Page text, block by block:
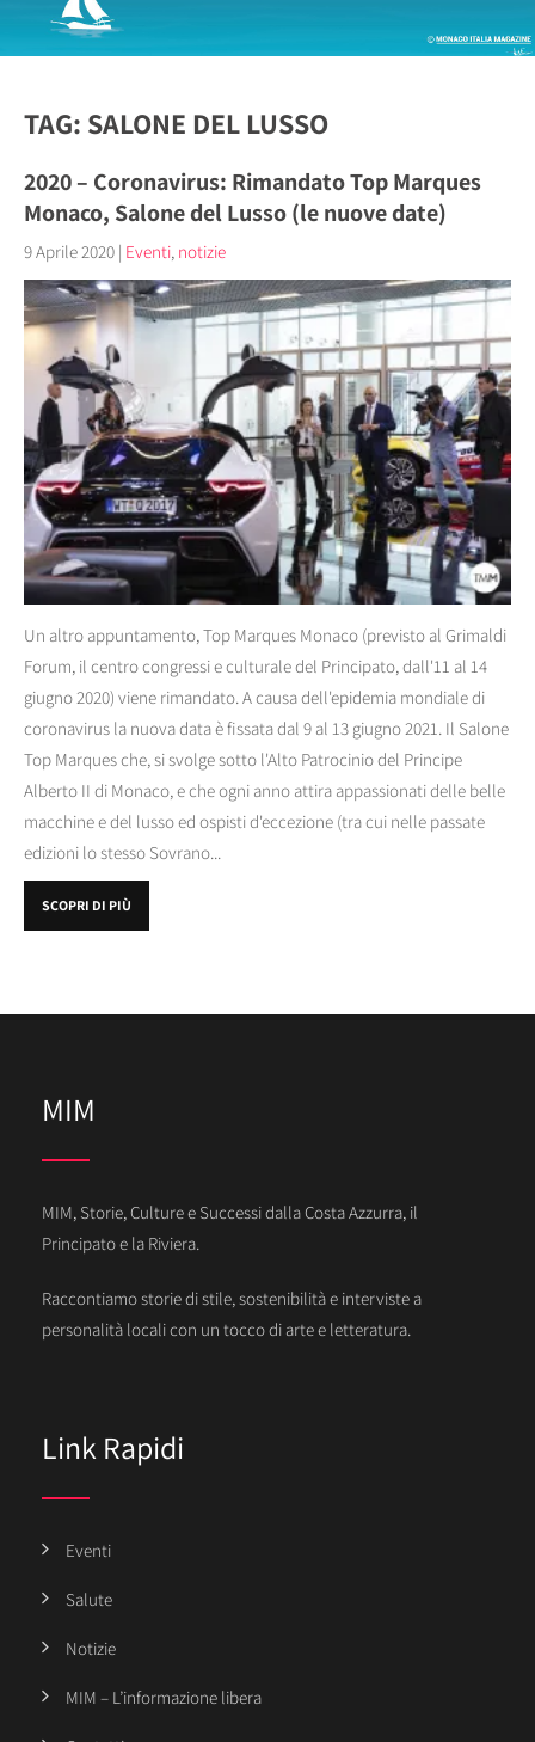
TAG: SALONE DEL LUSSO
2020 – Coronavirus: Rimandato Top Marques
Monaco, Salone del Lusso (le nuove date)
9 Aprile 2020 | Eventi, notizie
Un altro appuntamento, Top Marques Monaco (previsto al Grimaldi
Forum, il centro congressi e culturale del Principato, dall'11 al 14
giugno 2020) viene rimandato. A causa dell'epidemia mondiale di
coronavirus la nuova data è fissata dal 9 al 13 giugno 2021. Il Salone
Top Marques che, si svolge sotto l'Alto Patrocinio del Principe
Alberto II di Monaco, e che ogni anno attira appassionati delle belle
macchine e del lusso ed ospisti d'eccezione (tra cui nelle passate
edizioni lo stesso Sovrano...
SCOPRI DI PIÙ
MIM
MIM, Storie, Culture e Successi dalla Costa Azzurra, il
Principato e la Riviera.
Raccontiamo storie di stile, sostenibilità e interviste a
personalità locali con un tocco di arte e letteratura.
Link Rapidi
Eventi
Salute
Notizie
MIM – L’informazione libera